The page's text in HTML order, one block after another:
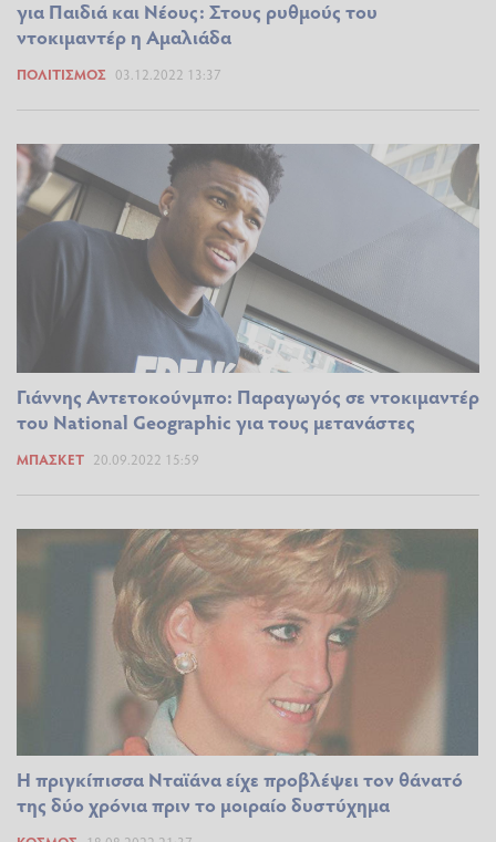
για Παιδιά και Νέους: Στους ρυθμούς του
ντοκιμαντέρ η Αμαλιάδα
ΠΟΛΙΤΙΣΜΌΣ 03.12.2022 13:37
Γιάννης Αντετοκούνμπο: Παραγωγός σε ντοκιμαντέρ
του National Geographic για τους μετανάστες
ΜΠΆΣΚΕΤ 20.09.2022 15:59
Η πριγκίπισσα Νταϊάνα είχε προβλέψει τον θάνατό
της δύο χρόνια πριν το μοιραίο δυστύχημα